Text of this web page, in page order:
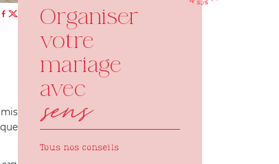
Organiser
votre
mariage
avec
sens
Tous nos conseils